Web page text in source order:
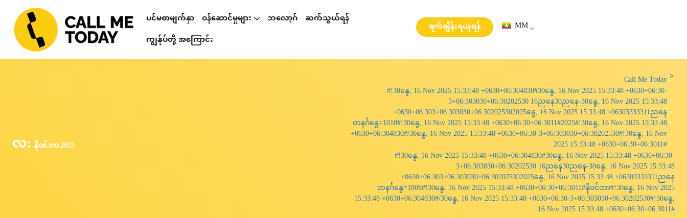
ပင်မစာမျက်နှာ ဝန်ဆောင်မှုများ ဘလော့ဂ် ဆက်သွယ်ရန်
ကျွန်ုပ်တို့ အကြောင်း
ရက်ချိန်းရယူရန် MM
လ: နိုဝင်ဘာ 2025
Call Me Today
#!30နွေ, 16 Nov 2025 15:33:48 +0630+06:304830#30နွေ, 16 Nov 2025 15:33:48 +0630+06:30-
3+06:303030+06:30202530 16ညနေ30ညနေ-30နွေ, 16 Nov 2025 15:33:48
+0630+06:303+06:303030+06:302025302025နွေ, 16 Nov 2025 15:33:48 +06303333311ညနေ
တနင်္ဂနွေ=1010#!30နွေ, 16 Nov 2025 15:33:48 +0630+06:30+06:3011#2025#!30နွေ, 16 Nov 2025 15:33:48
+0630+06:304830#/30နွေ, 16 Nov 2025 15:33:48 +0630+06:30-3+06:303030+06:30202530#!30နွေ, 16 Nov
2025 15:33:48 +0630+06:30+06:3011#
#!30နွေ, 16 Nov 2025 15:33:48 +0630+06:304830#30နွေ, 16 Nov 2025 15:33:48 +0630+06:30-
3+06:303030+06:30202530 16ညနေ30ညနေ-30နွေ, 16 Nov 2025 15:33:48
+0630+06:303+06:303030+06:302025302025နွေ, 16 Nov 2025 15:33:48 +06303333311ညနေ
တနင်္ဂနွေ=1009#!30နွေ, 16 Nov 2025 15:33:48 +0630+06:30+06:3011#နိုဝင်ဘာ#!30နွေ, 16 Nov 2025
15:33:48 +0630+06:304830#/30နွေ, 16 Nov 2025 15:33:48 +0630+06:30-3+06:303030+06:30202530#!30နွေ,
16 Nov 2025 15:33:48 +0630+06:30+06:3011#